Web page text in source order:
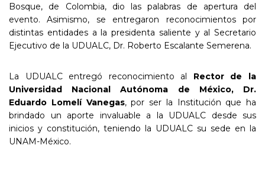
Bosque, de Colombia, dio las palabras de apertura del
evento. Asimismo, se entregaron reconocimientos por
distintas entidades a la presidenta saliente y al Secretario
Ejecutivo de la UDUALC, Dr. Roberto Escalante Semerena.
La UDUALC entregó reconocimiento al Rector de la
Universidad Nacional Autónoma de México, Dr.
Eduardo Lomelí Vanegas, por ser la Institución que ha
brindado un aporte invaluable a la UDUALC desde sus
inicios y constitución, teniendo la UDUALC su sede en la
UNAM-México.